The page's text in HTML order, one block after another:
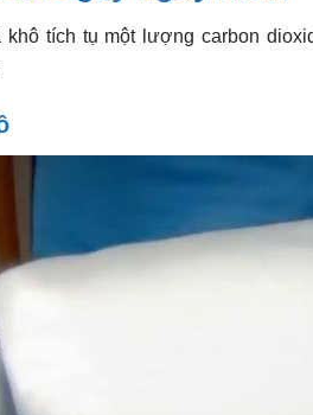
tích tụ một lượng carbon